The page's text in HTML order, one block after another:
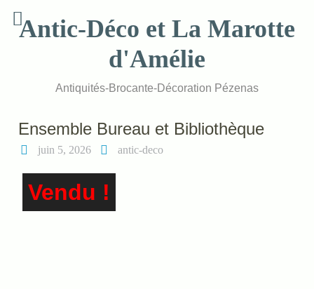
contentAntic-Déco et La Marotte
d'Amélie
Antiquités-Brocante-Décoration Pézenas
Ensemble Bureau et Bibliothèque
juin 5, 2026 antic-deco
Vendu !